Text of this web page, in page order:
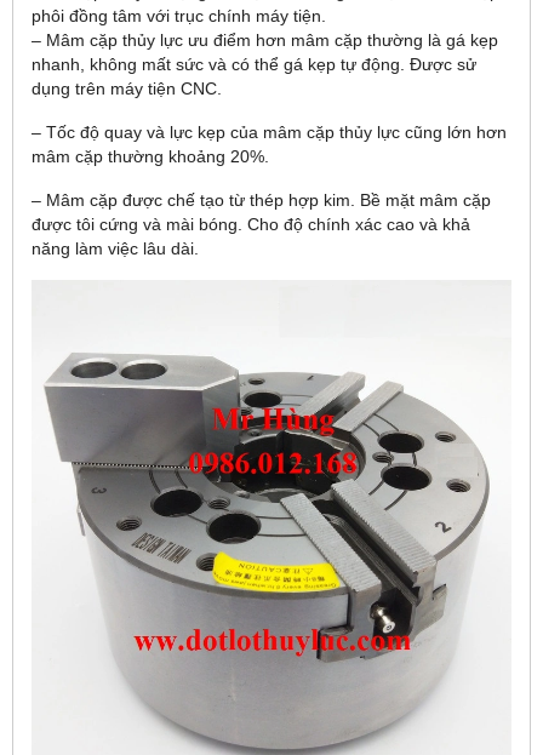
phôi đồng tâm với trục chính máy tiện.
– Mâm cặp thủy lực ưu điểm hơn mâm cặp thường là gá kẹp
nhanh, không mất sức và có thể gá kẹp tự động. Được sử
dụng trên máy tiện CNC.
– Tốc độ quay và lực kẹp của mâm cặp thủy lực cũng lớn hơn
mâm cặp thường khoảng 20%.
– Mâm cặp được chế tạo từ thép hợp kim. Bề mặt mâm cặp
được tôi cứng và mài bóng. Cho độ chính xác cao và khả
năng làm việc lâu dài.